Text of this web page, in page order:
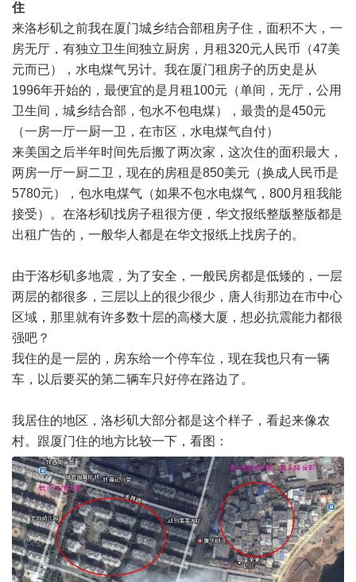
住
来洛杉矶之前我在厦门城乡结合部租房子住，面积不大，一
房无厅，有独立卫生间独立厨房，月租320元人民币（47美
元而已），水电煤气另计。我在厦门租房子的历史是从
1996年开始的，最便宜的是月租100元（单间，无厅，公用
卫生间，城乡结合部，包水不包电煤），最贵的是450元
（一房一厅一厨一卫，在市区，水电煤气自付）
来美国之后半年时间先后搬了两次家，这次住的面积最大，
两房一厅一厨二卫，现在的房租是850美元（换成人民币是
5780元），包水电煤气（如果不包水电煤气，800月租我能
接受）。在洛杉矶找房子租很方便，华文报纸整版整版都是
出租广告的，一般华人都是在华文报纸上找房子的。
由于洛杉矶多地震，为了安全，一般民房都是低矮的，一层
两层的都很多，三层以上的很少很少，唐人街那边在市中心
区域，那里就有许多数十层的高楼大厦，想必抗震能力都很
强吧？
我住的是一层的，房东给一个停车位，现在我也只有一辆
车，以后要买的第二辆车只好停在路边了。
我居住的地区，洛杉矶大部分都是这个样子，看起来像农
村。跟厦门住的地方比较一下，看图：